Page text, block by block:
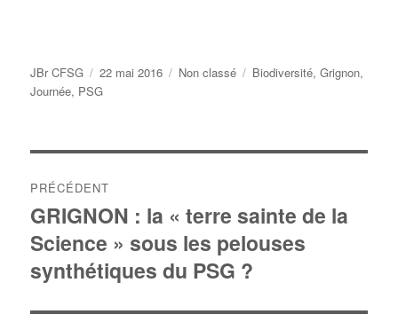
Auteur
JBr CFSG
Publié
le
22 mai 2016 Catégories
Non classé Étiquettes
Biodiversité,Grignon,
Journée, PSG
de
l’article
PRÉCÉDENT
Publication
précédente :
GRIGNON : la « terre sainte de la
Science » sous les pelouses
synthétiques du PSG ?